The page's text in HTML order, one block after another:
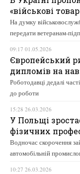
«військові
На думку
передати ветеранам-
09:17 01.05.2026
Європейський
дипломів на
Роботодавці дедалі
до роботи
15:28 26.03.2026
У Польщі
фізичних
Водночас скорочення
автомобільній
10:27 26.03.2026